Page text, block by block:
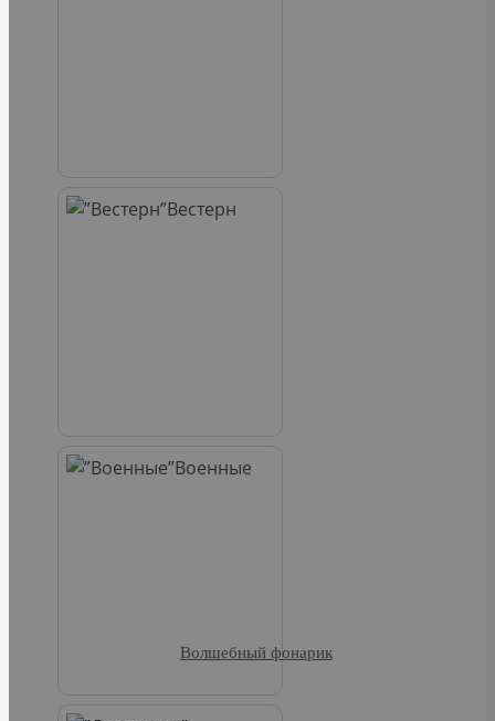
Вестерн
Военные
Волшебный фонарик